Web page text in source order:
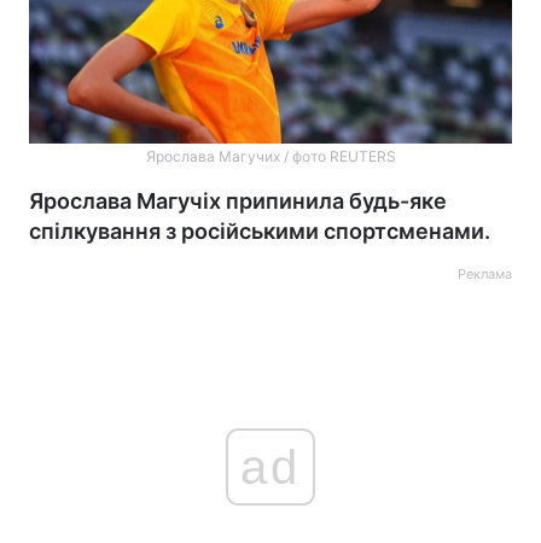
Ярослава Магучих / фото REUTERS
Ярослава Магучіх припинила будь-яке
спілкування з російськими спортсменами.
Реклама
ad